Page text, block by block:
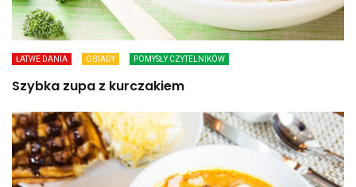
ŁATWE DANIA OBIADY POMYSŁY CZYTELNIKÓW
Szybka zupa z kurczakiem